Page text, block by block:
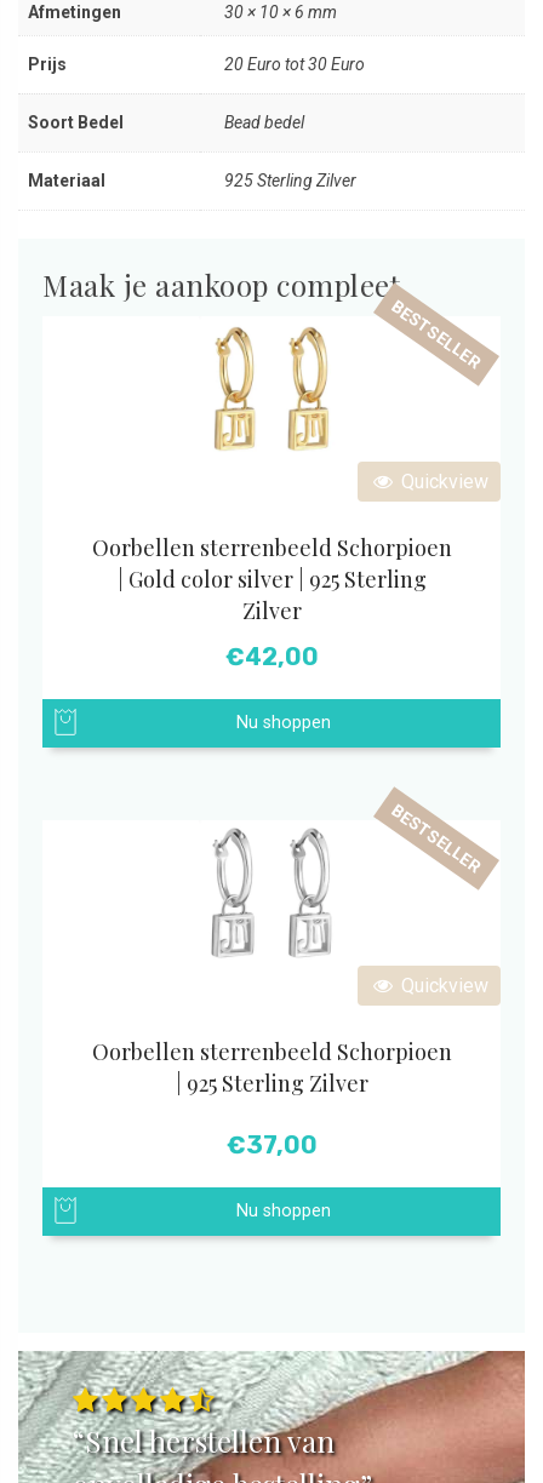
Afmetingen 30 × 10 × 6 mm
Prijs 20 Euro tot 30 Euro
Soort Bedel Bead bedel
Materiaal 925 Sterling Zilver
Maak je aankoop compleet
Quickview
BESTSELLER
Oorbellen sterrenbeeld Schorpioen
| Gold color silver | 925 Sterling
Zilver
€42,00
Nu shoppen
Quickview
BESTSELLER
Oorbellen sterrenbeeld Schorpioen
| 925 Sterling Zilver
€37,00
Nu shoppen
“Snel herstellen van